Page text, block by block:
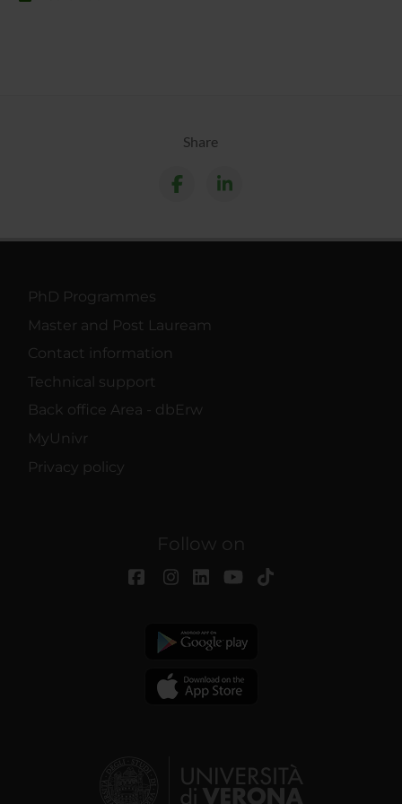
Share
PhD Programmes
Master and Post Lauream
Contact information
Technical support
Back office Area - dbErw
MyUnivr
Privacy policy
Follow on